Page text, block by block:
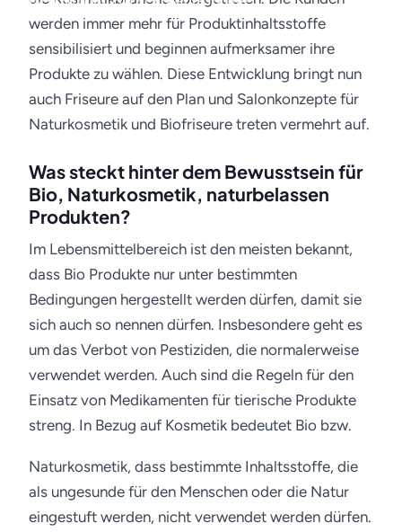
werden immer mehr für Produktinhaltsstoffe
sensibilisiert und beginnen aufmerksamer ihre
Produkte zu wählen. Diese Entwicklung bringt nun
auch Friseure auf den Plan und Salonkonzepte für
Naturkosmetik und Biofriseure treten vermehrt auf.
Was steckt hinter dem Bewusstsein für
Bio, Naturkosmetik, naturbelassen
Produkten?
Im Lebensmittelbereich ist den meisten bekannt,
dass Bio Produkte nur unter bestimmten
Bedingungen hergestellt werden dürfen, damit sie
sich auch so nennen dürfen. Insbesondere geht es
um das Verbot von Pestiziden, die normalerweise
verwendet werden. Auch sind die Regeln für den
Einsatz von Medikamenten für tierische Produkte
streng. In Bezug auf Kosmetik bedeutet Bio bzw.
Naturkosmetik, dass bestimmte Inhaltsstoffe, die
als ungesunde für den Menschen oder die Natur
eingestuft werden, nicht verwendet werden dürfen.